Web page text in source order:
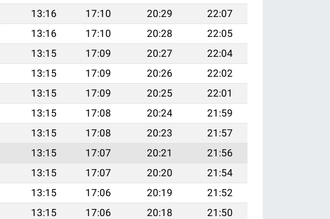
13:16 17:10 20:29
22:07
13:16 17:10 20:28
22:05
13:15 17:09 20:27
22:04
13:15 17:09 20:26
22:02
13:15 17:09 20:25
22:01
13:15 17:08 20:24
21:59
13:15 17:08 20:23
21:57
13:15 17:07 20:21
21:56
13:15 17:07 20:20
21:54
13:15 17:06 20:19
21:52
13:15 17:06 20:18
21:50